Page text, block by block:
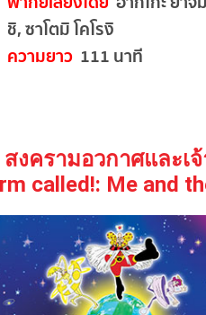
ชิ, ซาโตมิ โคโรงิ
ความยาว 111 นาที
สงครามอวกาศและเ
called!: Me and